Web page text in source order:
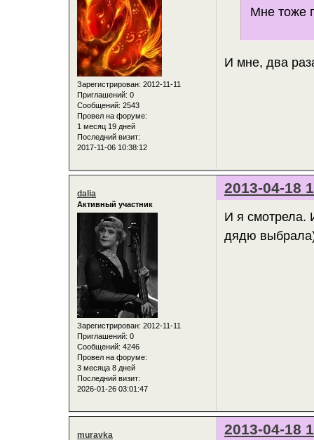
Зарегистрирован: 2012-11-11
Приглашений: 0
Сообщений: 2543
Провел на форуме:
1 месяц 19 дней
Последний визит:
2017-11-06 10:38:12
Мне тоже
И мне, два
2013-04-18
dalia
Активный участник
Зарегистрирован: 2012-11-11
Приглашений: 0
Сообщений: 4246
Провел на форуме:
3 месяца 8 дней
Последний визит:
2026-01-26 03:01:47
И я смотрела.
дядю
2013-04-18
muravka